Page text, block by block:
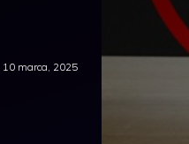
10 marca, 2025